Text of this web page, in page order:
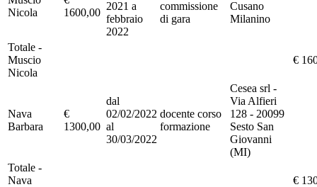
Nicola
1600,00
2021 a
febbraio
2022
commissione
di gara
Cusano
Milanino
Totale -
Muscio
Nicola
€
Nava
Barbara
€
1300,00
dal
02/02/2022
al
30/03/2022
docente corso
formazione
Cesea srl -
Via Alfieri
128 - 20099
Sesto San
Giovanni
(MI)
Totale -
Nava
€